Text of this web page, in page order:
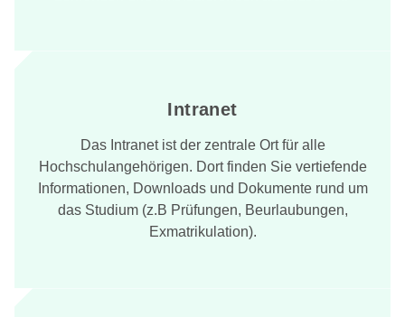
Intranet
Das Intranet ist der zentrale Ort für alle
Hochschulangehörigen. Dort finden Sie vertiefende
Informationen, Downloads und Dokumente rund um
das Studium (z.B Prüfungen, Beurlaubungen,
Exmatrikulation).